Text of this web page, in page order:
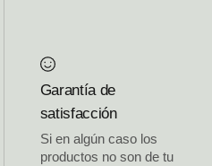
Garantía de
satisfacción
Si en algún caso los
productos no son de tu